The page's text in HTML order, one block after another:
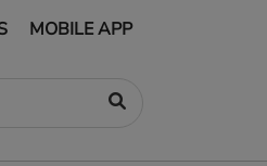
MOBILE APP